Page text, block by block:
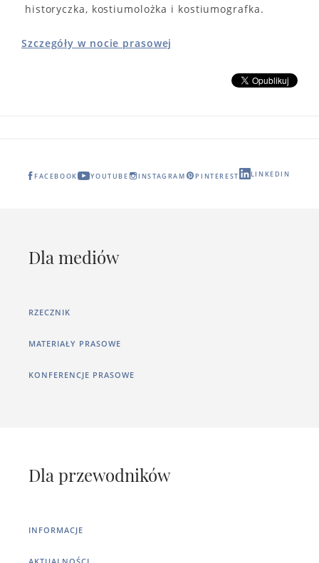
historyczka, kostiumolożka i kostiumografka.
Szczegóły w nocie prasowej
FACEBOOK YOUTUBE INSTAGRAM PINTEREST LINKEDIN
Dla mediów
RZECZNIK
MATERIAŁY PRASOWE
KONFERENCJE PRASOWE
Dla przewodników
INFORMACJE